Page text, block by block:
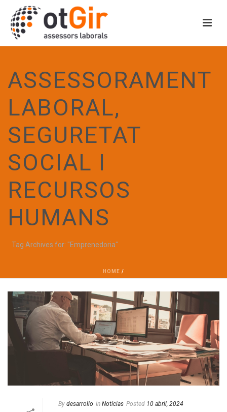
ASSESSORAMENT
LABORAL,
SEGURETAT
SOCIAL I
RECURSOS
HUMANS
Tag Archives for: "Emprenedoria"
HOME /
By desarrollo In Notícias Posted 10 abril, 2024